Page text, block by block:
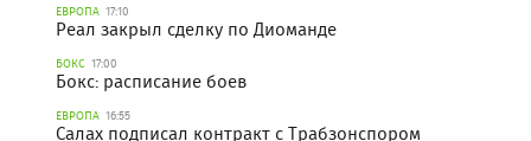
ЕВРОПА 17:10
Реал закрыл сделку по Диоманде
БОКС 17:00
Бокс: расписание боев
ЕВРОПА 16:55
Салах подписал контракт с Трабзонспором